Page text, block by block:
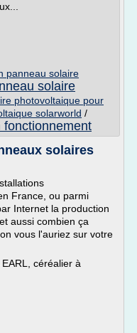
panneau solaire
solaire
photovoltaique pour
solarworld /
fonctionnement
solaires
France, ou parmi
Internet la production
aussi combien ça
vous l'auriez sur votre
céréalier à